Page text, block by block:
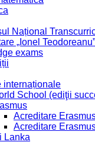
Național
„Ionel Teodoreanu”
exams
internaționale
School (ediţii
Acreditare
Acreditare
Lanka